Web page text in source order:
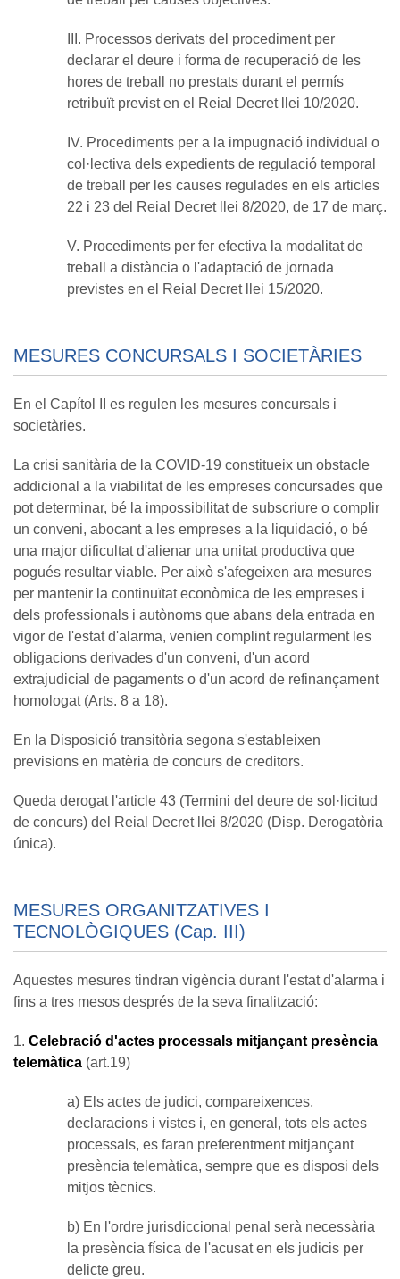
III. Processos derivats del procediment per
declarar el deure i forma de recuperació de les
hores de treball no prestats durant el permís
retribuït previst en el Reial Decret llei 10/2020.
IV. Procediments per a la impugnació individual o
col·lectiva dels expedients de regulació temporal
de treball per les causes regulades en els articles
22 i 23 del Reial Decret llei 8/2020, de 17 de març.
V. Procediments per fer efectiva la modalitat de
treball a distància o l'adaptació de jornada
previstes en el Reial Decret llei 15/2020.
MESURES CONCURSALS I SOCIETÀRIES
En el Capítol II es regulen les mesures concursals i
societàries.
La crisi sanitària de la COVID-19 constitueix un obstacle
addicional a la viabilitat de les empreses concursades que
pot determinar, bé la impossibilitat de subscriure o complir
un conveni, abocant a les empreses a la liquidació, o bé
una major dificultat d'alienar una unitat productiva que
pogués resultar viable. Per això s'afegeixen ara mesures
per mantenir la continuïtat econòmica de les empreses i
dels professionals i autònoms que abans dela entrada en
vigor de l'estat d'alarma, venien complint regularment les
obligacions derivades d'un conveni, d'un acord
extrajudicial de pagaments o d'un acord de refinançament
homologat (Arts. 8 a 18).
En la Disposició transitòria segona s'estableixen
previsions en matèria de concurs de creditors.
Queda derogat l'article 43 (Termini del deure de sol·licitud
de concurs) del Reial Decret llei 8/2020 (Disp. Derogatòria
única).
MESURES ORGANITZATIVES I
TECNOLÒGIQUES (Cap. III)
Aquestes mesures tindran vigència durant l'estat d'alarma i
fins a tres mesos després de la seva finalització:
1. Celebració d'actes processals mitjançant presència
telemàtica (art.19)
a) Els actes de judici, compareixences,
declaracions i vistes i, en general, tots els actes
processals, es faran preferentment mitjançant
presència telemàtica, sempre que es disposi dels
mitjos tècnics.
b) En l'ordre jurisdiccional penal serà necessària
la presència física de l'acusat en els judicis per
delicte greu.